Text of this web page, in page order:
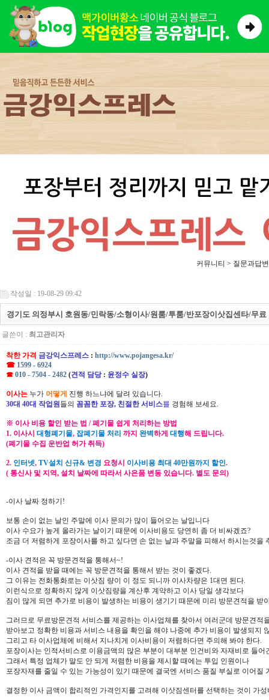
커뮤니티 > 질문과답변
작성일 : 19-08-29 09:42
경기도 의정부시 호원동/민락동/소형이사/원룸/투룸/반포장이삿집센타/무
글쓴이 : 최고관리자
착한 가격 금강익스프레스 : http://www.pojangesa.kr/
☎ 1599 - 6924
☎ 010 - 7504 - 2482 (견적 담당 : 윤정수 실장)
이사는 누가 어떻게 진행 하느냐에 달려 있습니다.
30대 40대 작업원들의 꼼꼼한 포장, 친절한 서비스를 경험해 보세요.
※ 이사 비용 할인 받는 법 / 폐기물 쉽게 처리하는 방법
1. 이사시 대형폐기물, 잡폐기물 처리 까지 완벽하게 대행해 드립니다.
(폐기물 수집 운반업 허가 취득)
2. 인터넷, TV설치 신규& 변경 요청시 이사비용 최대 40만원까지 할인.
( 통신사 및 지역, 설치 날짜에 따라서 사은품 변동 있습니다. 별도 문의)
-이사 날짜 정하기!
보통 손이 없는 날인 주말에 이사 문의가 많이 들어오는 날입니다
이사 수요가 높게 올라가는 날이기 때문에 이사비용도 당연히 좀 더 비싸겠죠?
조금 더 저렴하게 포장이사를 하고 싶다면 손 없는 날과 주말을 피해서 하시는것을
-이사 견적은 꼭 방문견적을 통해서~!
이사 견적을 받을 때에는 꼭 방문견적을 통해서 받는 것이 좋겠다.
그 이유는 전화통화로는 이삿짐 량이 이 정도 되니까 이사차량은 1대면 된다.
이런식으로 정확하지 않게 이삿짐량을 계산후 계약하고 이사 당일 생각보다
짐이 많게 되면 추가로 비용이 발생하는 비용이 생기기 때문에 미리 방문견적을 받
그러므로 무료방문견적 서비스를 제공하는 이사업체를 찾아서 여러군데 방문견적
받아보고 정확한 비용과 서비스 내용을 확인을 해야 나중에 추가 비용이 발생되지
그리고 타 이사업체에 비해서 지나치게 이사비용이 저렴하다면 주의해 봐야 한다.
포장이사는 인적서비스로 이용금액의 많은 부분이 대부분 인건비와 자재비로 들어
그래서 특정 업체가 말도 안 되게 저렴한 비용을 제시할 때에는 투입 인원이나
포장자재를 줄일 수 있는 가능성이 있기 때문에 결국엔 서비스 품질 부실로 이어질
결정한 이사 금액이 합리적인 가격인지를 고려해 이삿짐센터를 선택하는 것이 가